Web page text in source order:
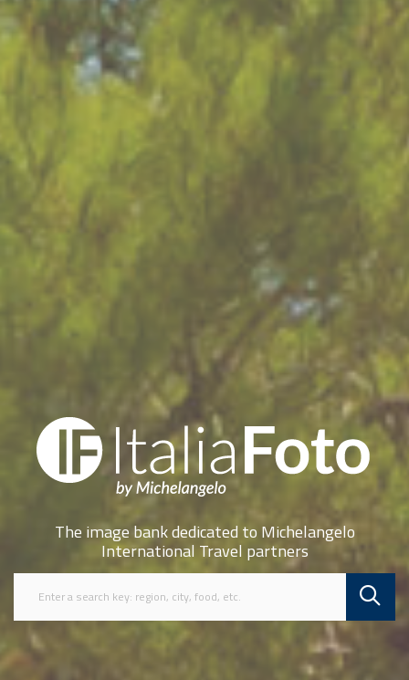
The image bank dedicated to Michelangelo
International Travel partners